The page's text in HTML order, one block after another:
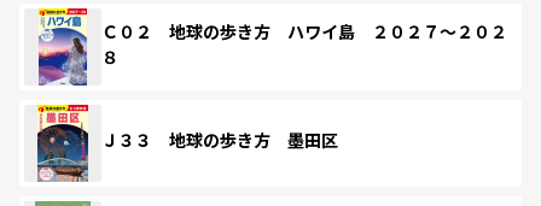
Ｃ０２ 地球の歩き方 ハワイ島 ２０２７～２０２
８
Ｊ３３ 地球の歩き方 墨田区